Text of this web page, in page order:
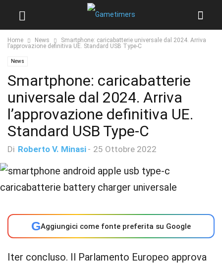
Home News
Smartphone: caricabatterie universale dal 2024. Arriva
l’approvazione definitiva UE. Standard USB Type-C
News
Smartphone: caricabatterie
universale dal 2024. Arriva
l’approvazione definitiva UE.
Standard USB Type-C
Di Roberto V. Minasi - 25 Ottobre 2022
GAggiungici come fonte preferita su Google
Iter concluso. Il Parlamento Europeo approva